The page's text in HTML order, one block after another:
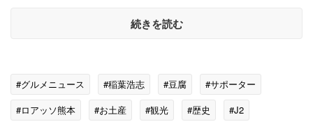
続きを読む
#グルメニュース #稲葉浩志 #豆腐
#サポーター
#ロアッソ熊本
#お土産 #観光 #歴史 #J2